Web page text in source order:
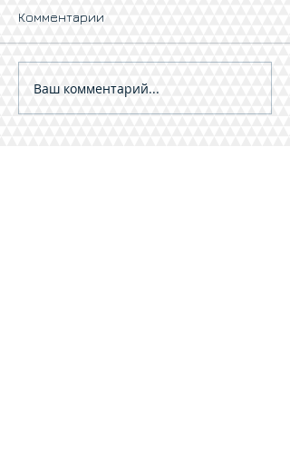
Комментарии
Ваш комментарий...